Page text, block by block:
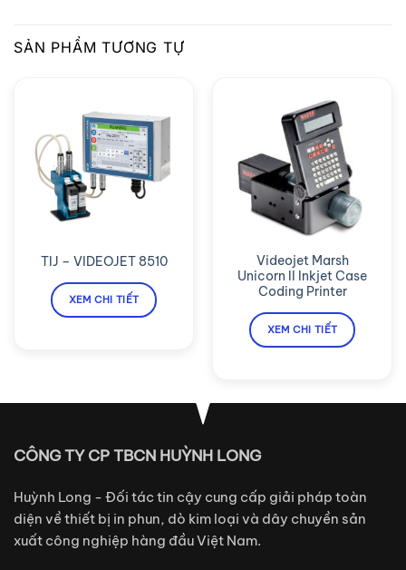
SẢN PHẨM TƯƠNG TỰ
TIJ – VIDEOJET 8510
XEM CHI TIẾT
Videojet Marsh
Unicorn II Inkjet Case
Coding Printer
XEM CHI TIẾT
CÔNG TY CP TBCN HUỲNH LONG
Huỳnh Long - Đối tác tin cậy cung cấp giải pháp toàn
diện về thiết bị in phun, dò kim loại và dây chuyền sản
xuất công nghiệp hàng đầu Việt Nam.